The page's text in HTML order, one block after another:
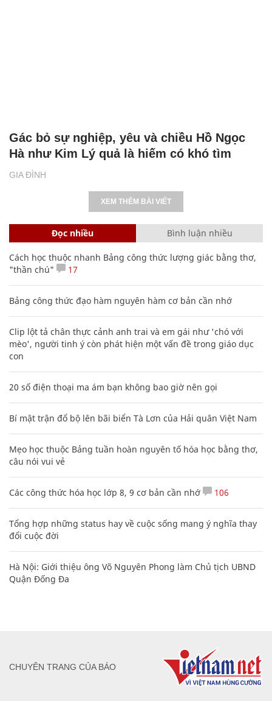
GIA ĐÌNH
Gác bỏ sự nghiệp, yêu và chiều Hồ Ngọc
Hà như Kim Lý quả là hiếm có khó tìm
XEM THÊM BÀI VIẾT
Đọc nhiều Bình luận nhiều
Cách học thuộc nhanh Bảng công thức lượng giác bằng thơ,
"thần chú"
17
Bảng công thức đạo hàm nguyên hàm cơ bản cần nhớ
Clip lột tả chân thực cảnh anh trai và em gái như 'chó với
mèo', người tinh ý còn phát hiện một vấn đề trong giáo dục
con
20 số điện thoại ma ám bạn không bao giờ nên gọi
Bí mật trận đổ bộ lên bãi biển Tà Lơn của Hải quân Việt Nam
Mẹo học thuộc Bảng tuần hoàn nguyên tố hóa học bằng thơ,
câu nói vui vẻ
Các công thức hóa học lớp 8, 9 cơ bản cần nhớ 106
Tổng hợp những status hay về cuộc sống mang ý nghĩa thay
đổi cuộc đời
Hà Nội: Giới thiệu ông Võ Nguyên Phong làm Chủ tịch UBND
Quận Đống Đa
CHUYÊN TRANG CỦA BÁO